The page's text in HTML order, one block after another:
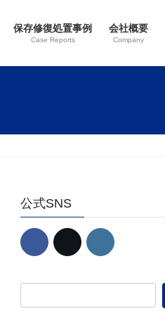
保存修復処置事例
Case Reports
会社概要
Company
公式SNS